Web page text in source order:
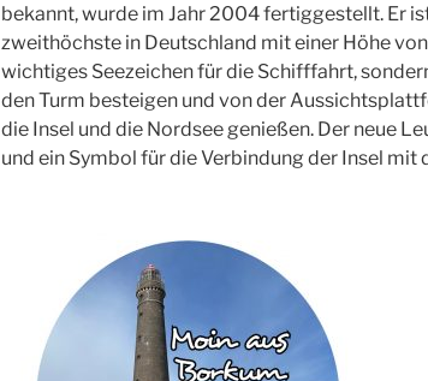
bekannt, wurde im Jahr 2004 fertiggestellt. Er
zweithöchste in Deutschland mit einer Höhe
wichtiges Seezeichen für die Schifffahrt,
den Turm besteigen und von der
die Insel und die Nordsee genießen. Der neue
und ein Symbol für die Verbindung der Insel mit